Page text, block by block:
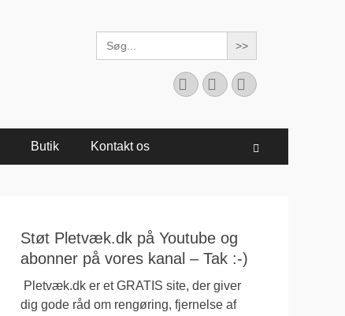
Search
for:
Facebook
YouTubeInstagram
Butik Kontakt os
Støt Pletvæk.dk på Youtube og
abonner på vores kanal – Tak :-)
Pletvæk.dk er et GRATIS site, der giver
dig gode råd om rengøring, fjernelse af